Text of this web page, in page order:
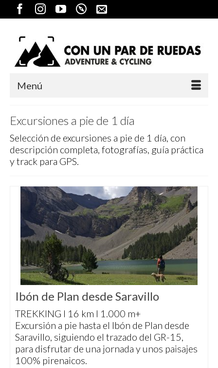
Menú
Excursiones a pie de 1 día
Selección de excursiones a pie de 1 día, con
descripción completa, fotografías, guía práctica
y track para GPS.
Ibón de Plan desde Saravillo
TREKKING I 16 km I 1.000 m+
Excursión a pie hasta el Ibón de Plan desde
Saravillo, siguiendo el trazado del GR-15,
para disfrutar de una jornada y unos paisajes
100% pirenaicos.